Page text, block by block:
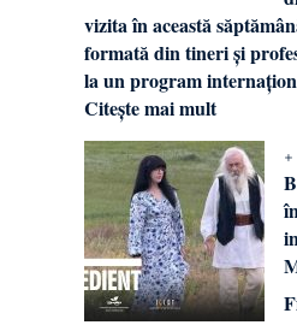
vizita în această
formată din tineri și
la un program
Citește mai mult